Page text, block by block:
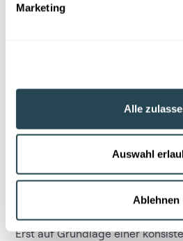
Marketing
Alle
Auswahl
Ablehnen
Transparenz über alle
greifen ineinander: Ohne
jeder Prozess lückenhaft. Ohne
KI in der
der Analyse zur
Erst auf Grundlage einer